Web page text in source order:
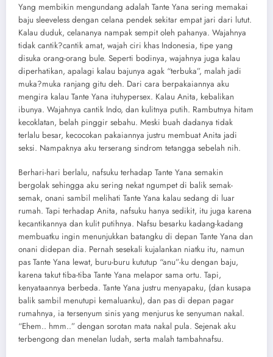
Yang membikin mengundang adalah Tante Yana sering memakai
baju sleeveless dengan celana pendek sekitar empat jari dari lutut.
Kalau duduk, celananya nampak sempit oleh pahanya. Wajahnya
tidak cantik?cantik amat, wajah ciri khas Indonesia, tipe yang
disuka orang-orang bule. Seperti bodinya, wajahnya juga kalau
diperhatikan, apalagi kalau bajunya agak “terbuka”, malah jadi
muka?muka ranjang gitu deh. Dari cara berpakaiannya aku
mengira kalau Tante Yana ituhypersex. Kalau Anita, kebalikan
ibunya. Wajahnya cantik Indo, dan kulitnya putih. Rambutnya hitam
kecoklatan, belah pinggir sebahu. Meski buah dadanya tidak
terlalu besar, kecocokan pakaiannya justru membuat Anita jadi
seksi. Nampaknya aku terserang sindrom tetangga sebelah nih.
Berhari-hari berlalu, nafsuku terhadap Tante Yana semakin
bergolak sehingga aku sering nekat ngumpet di balik semak-
semak, onani sambil melihati Tante Yana kalau sedang di luar
rumah. Tapi terhadap Anita, nafsuku hanya sedikit, itu juga karena
kecantikannya dan kulit putihnya. Nafsu besarku kadang-kadang
membuatku ingin menunjukkan batangku di depan Tante Yana dan
onani didepan dia. Pernah sesekali kujalankan niatku itu, namun
pas Tante Yana lewat, buru-buru kututup “anu”-ku dengan baju,
karena takut tiba-tiba Tante Yana melapor sama ortu. Tapi,
kenyataannya berbeda. Tante Yana justru menyapaku, (dan kusapa
balik sambil menutupi kemaluanku), dan pas di depan pagar
rumahnya, ia tersenyum sinis yang menjurus ke senyuman nakal.
“Ehem.. hmm..” dengan sorotan mata nakal pula. Sejenak aku
terbengong dan menelan ludah, serta malah tambahnafsu.